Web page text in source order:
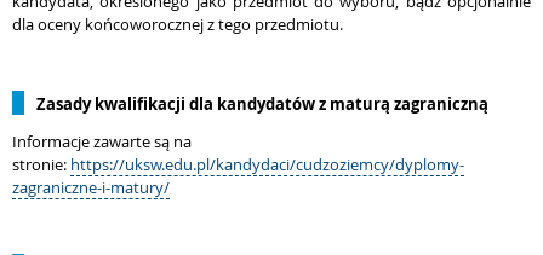
dla oceny końcoworocznej z tego przedmiotu.
Zasady kwalifikacji dla kandydatów z maturą zagraniczną
Informacje zawarte są na
stronie: https://uksw.edu.pl/kandydaci/cudzoziemcy/dyplomy-
zagraniczne-i-matury/